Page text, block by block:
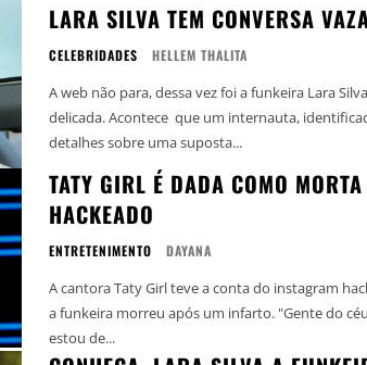
LARA SILVA TEM CONVERSA
CELEBRIDADES HELLEM THALITA
A web não para, dessa vez foi a funkeira Lara
delicada. Acontece que um internauta, identificado como MC Bisa, expôs conversas e
detalhes sobre uma suposta...
TATY GIRL É DADA COMO
HACKEADO
ENTRETENIMENTO DAYANA
A cantora Taty Girl teve a conta do instagram
a funkeira morreu após um infarto. "Gente do céu, que absurdo. Estava dormindo, ainda
estou de...